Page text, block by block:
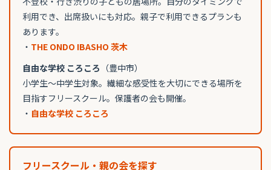
利用でき、出席扱いにも対応。親子で利用できるプランも
あります。
・ THE ONDO IBASHO 茨木
自由な学校 ころころ （豊中市）
小学生〜中学生対象。繊細な感受性を大切にできる場所を
目指すフリースクール。保護者の会も開催。
・ 自由な学校 ころころ
フリースクール・親の会を探す